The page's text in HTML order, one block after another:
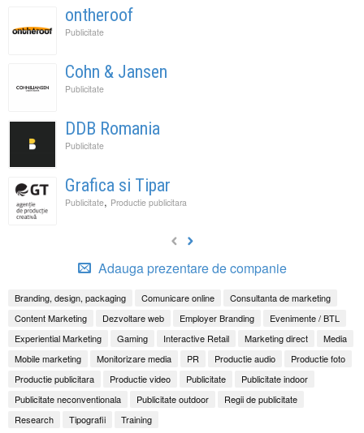
ontheroof
Publicitate
Cohn & Jansen
Publicitate
DDB Romania
Publicitate
Grafica si Tipar
Publicitate, Productie publicitara
Adauga prezentare de companie
Branding, design, packaging Comunicare online
Consultanta de marketing
Content Marketing
Dezvoltare web Employer Branding
Evenimente / BTL
Experiential Marketing
Gaming Interactive Retail Marketing direct
Media
Mobile marketing
Monitorizare media PR Productie audio
Productie foto
Productie publicitara
Productie video Publicitate
Publicitate indoor
Publicitate neconventionala
Publicitate outdoor
Regii de publicitate
Research
Tipografii Training